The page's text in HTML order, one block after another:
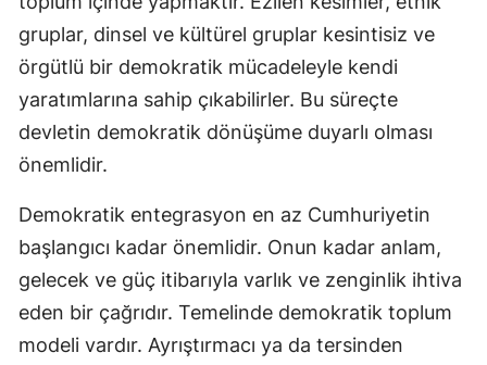
gruplar, dinsel ve kültürel gruplar kesintisiz ve
örgütlü bir demokratik mücadeleyle kendi
yaratımlarına sahip çıkabilirler. Bu süreçte
devletin demokratik dönüşüme duyarlı olması
önemlidir.
Demokratik entegrasyon en az Cumhuriyetin
başlangıcı kadar önemlidir. Onun kadar anlam,
gelecek ve güç itibarıyla varlık ve zenginlik ihtiva
eden bir çağrıdır. Temelinde demokratik toplum
modeli vardır. Ayrıştırmacı ya da tersinden